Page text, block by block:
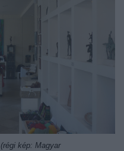
(régi kép: Magyar